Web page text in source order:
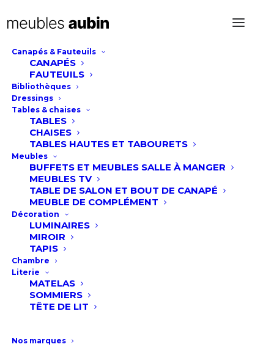
Canapés & Fauteuils
CANAPÉS
FAUTEUILS
Bibliothèques
Dressings
Tables & chaises
TABLES
CHAISES
TABLES HAUTES ET TABOURETS
Meubles
BUFFETS ET MEUBLES SALLE À MANGER
MEUBLES TV
TABLE DE SALON ET BOUT DE CANAPÉ
MEUBLE DE COMPLÉMENT
Décoration
LUMINAIRES
MIROIR
TAPIS
Chambre
Literie
MATELAS
SOMMIERS
TÊTE DE LIT
Nos marques
Matelas Capella
d'André Renault
matelas Capella d’André Renault, une création